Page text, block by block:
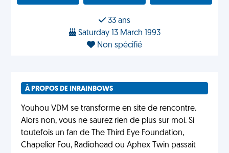
33 ans
Saturday 13 March 1993
Non spécifié
À PROPOS DE INRAINBOWS
Youhou VDM se transforme en site de rencontre.
Alors non, vous ne saurez rien de plus sur moi. Si
toutefois un fan de The Third Eye Foundation,
Chapelier Fou, Radiohead ou Aphex Twin passait